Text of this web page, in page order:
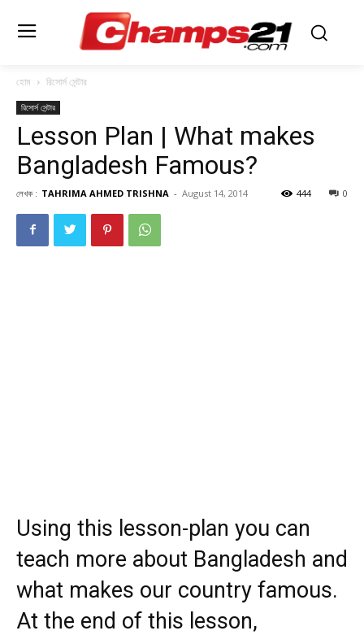
হোম রিসোর্স সেন্টার
রিসোর্স সেন্টার
Lesson Plan | What makes
Bangladesh Famous?
লেখক : TAHRIMA AHMED TRISHNA - August 14, 2014 0
444
Using this lesson-plan you can
teach more about Bangladesh and
what makes our country famous.
At the end of this lesson,